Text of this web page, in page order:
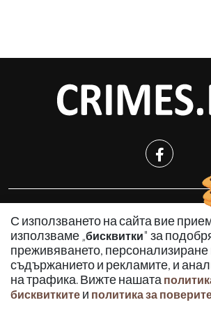
С използването на сайта вие
използваме „бисквитки" за
преживяването, персонализиране
съдържанието и рекламите, и
на трафика. Вижте нашата
бисквитките и политика за
КРИМИНАЛНО
ИНЦИДЕНТИ
АНАЛИЗИ
ПО СВЕТА
ВОДЕЩИ ТЕМИ